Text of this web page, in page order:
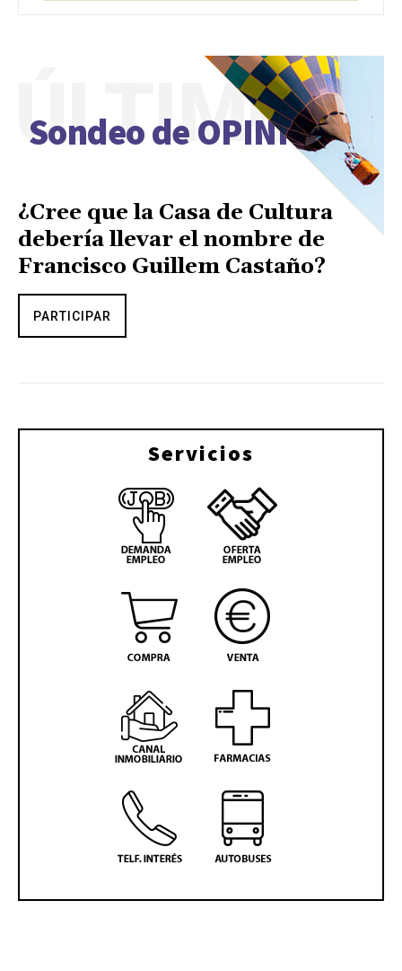
Sondeo de OPINIÓN
ÚLTIMO
¿Cree que la Casa de Cultura
debería llevar el nombre de
Francisco Guillem Castaño?
PARTICIPAR
Servicios